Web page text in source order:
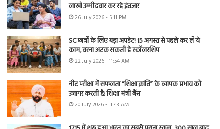
लाखों उम्मीदवार कर रहे इंतजार
26 July 2026 - 6:11 PM
SC छात्रों के लिए बड़ा अपडेट! 15 अगस्त से पहले कर लें ये
काम, वरना अटक सकती है स्कॉलरशिप
22 July 2026 - 11:54 AM
नीट परीक्षा में सफलता “शिक्षा क्रांति” के व्यापक प्रभाव को
उजागर करती है: शिक्षा मंत्री बैंस
20 July 2026 - 11:43 AM